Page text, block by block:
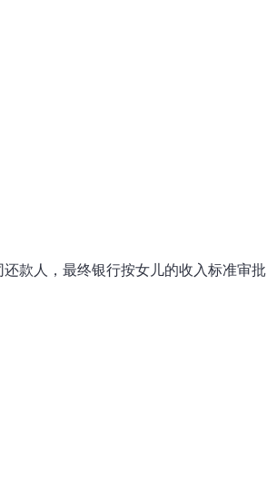
款人，最终银行按女儿的收入标准审批